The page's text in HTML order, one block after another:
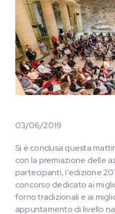
03/06/2019
Si è conclusa questa
con la premiazione delle
partecipanti, l’edizione
concorso dedicato ai
forno tradizionali e ai
appuntamento di livello